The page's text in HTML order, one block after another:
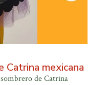
Catrina mexicana
de Catrina